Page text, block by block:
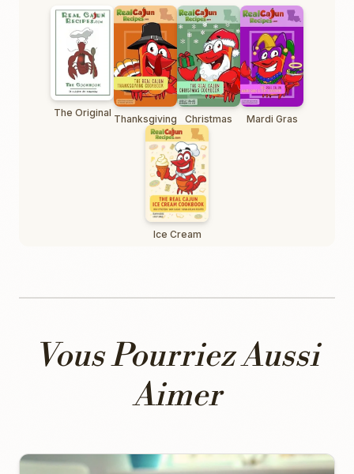
The Original Thanksgiving Christmas Mardi Gras
Ice Cream
Vous Pourriez Aussi
Aimer